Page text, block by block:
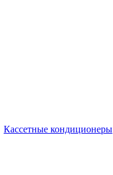
Кассетные кондиционеры